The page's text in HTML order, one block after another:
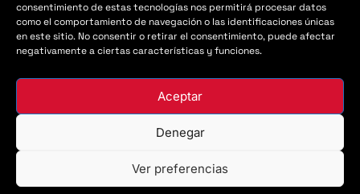
consentimiento de estas tecnologías nos permitirá procesar datos
como el comportamiento de navegación o las identificaciones únicas
en este sitio. No consentir o retirar el consentimiento, puede afectar
negativamente a ciertas características y funciones.
Aceptar
Denegar
Ver preferencias
© Opebide 2018 - 2026 | Todos los derechos
resevados